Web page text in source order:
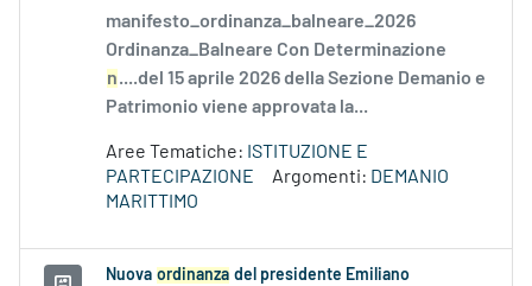
manifesto_ordinanza_balneare_2026
Ordinanza_Balneare Con Determinazione
n....del 15 aprile 2026 della Sezione Demanio e
Patrimonio viene approvata la...
Aree Tematiche: ISTITUZIONE E
PARTECIPAZIONE
Argomenti: DEMANIO
MARITTIMO
Nuova ordinanza del presidente Emiliano